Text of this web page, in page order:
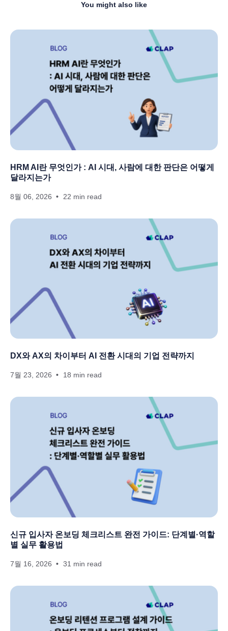
You might also like
HRM AI란 무엇인가 : AI 시대, 사람에 대한 판단은 어떻게
달라지는가
8월 06, 2026 22 min read
DX와 AX의 차이부터 AI 전환 시대의 기업 전략까지
7월 23, 2026 18 min read
신규 입사자 온보딩 체크리스트 완전 가이드: 단계별·역할
별 실무 활용법
7월 16, 2026 31 min read